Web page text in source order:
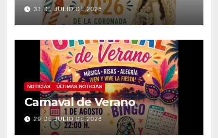
31 DE JULIO DE 2026
NOTICIAS ÚLTIMAS NOTICIAS
Carnaval de Verano
29 DE JULIO DE 2026